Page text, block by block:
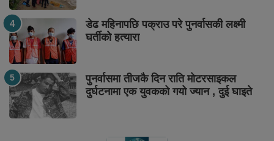
डेढ महिनापछि पक्राउ परे पुनर्वासकी लक्ष्मी
घर्तीको हत्यारा
पुनर्वासमा तीजकै दिन राति मोटरसाइकल
दुर्घटनामा एक युवकको गयो ज्यान , दुई घाइते